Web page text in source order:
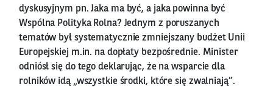
dyskusyjnym pn. Jaka ma być, a jaka powinna być
Wspólna Polityka Rolna? Jednym z poruszanych
tematów był systematycznie zmniejszany budżet Unii
Europejskiej m.in. na dopłaty bezpośrednie. Minister
odniósł się do tego deklarując, że na wsparcie dla
rolników idą „wszystkie środki, które się zwalniają”.